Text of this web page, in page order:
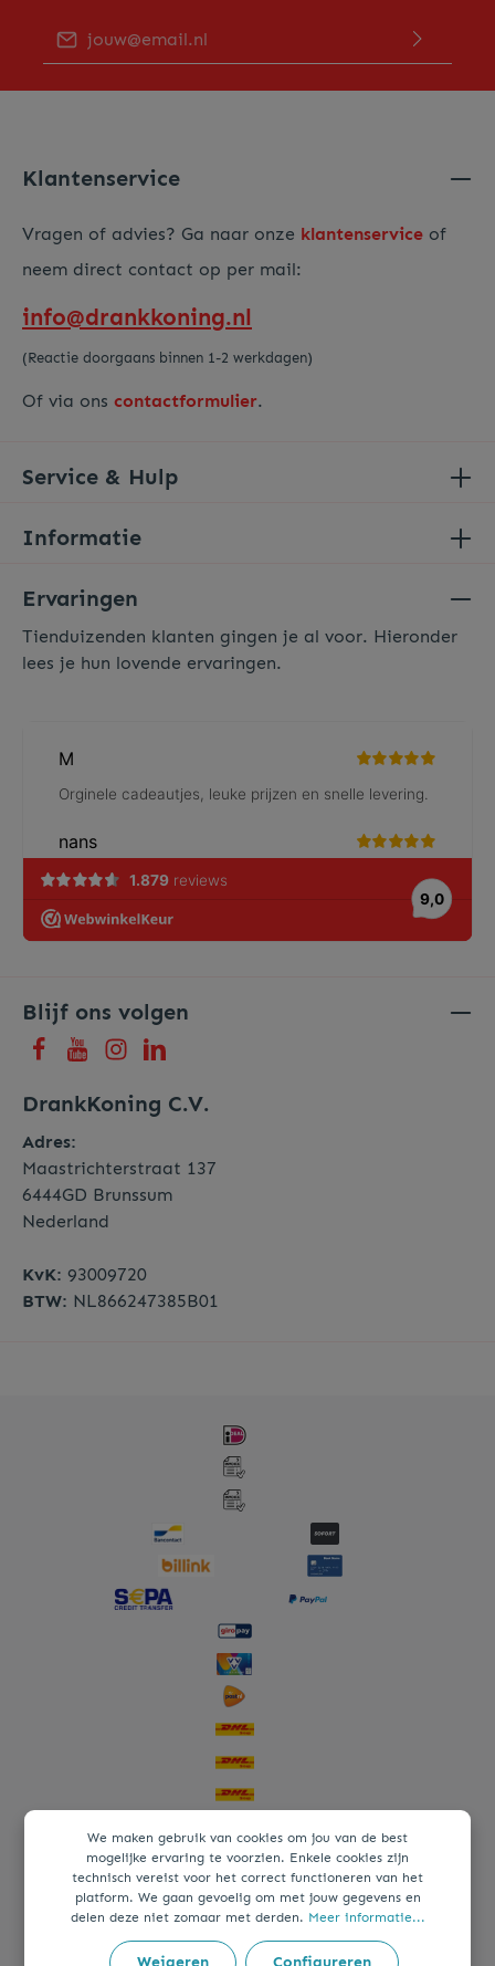
Blijf ons volgen
DrankKoning C.V.
Adres:
Maastrichterstraat 137
6444GD Brunssum
Nederland
KvK: 93009720
BTW: NL866247385B01
Ervaringen
Tienduizenden klanten gingen je al voor. Hieronder
lees je hun lovende ervaringen.
Klantenservice
Vragen of advies? Ga naar onze klantenservice of
neem direct contact op per mail:
info@drankkoning.nl
(Reactie doorgaans binnen 1-2 werkdagen)
Of via ons contactformulier.
Service & Hulp
Informatie
We maken gebruik van cookies om jou van de best
mogelijke ervaring te voorzien. Enkele cookies zijn
technisch vereist voor het correct functioneren van het
platform. We gaan gevoelig om met jouw gegevens en
delen deze niet zomaar met derden. Meer informatie...
Weigeren Configureren